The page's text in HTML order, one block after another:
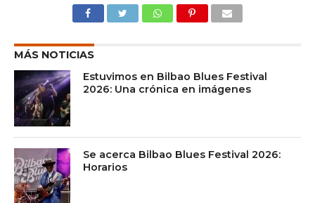
MÁS NOTICIAS
Estuvimos en Bilbao Blues Festival
2026: Una crónica en imágenes
Se acerca Bilbao Blues Festival 2026:
Horarios